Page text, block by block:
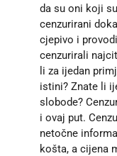
da su oni koji
cenzurirani
cjepivo i
cenzurirali
li za ijedan
istini? Znate li
slobode?
i ovaj put.
netočne
košta, a cijena